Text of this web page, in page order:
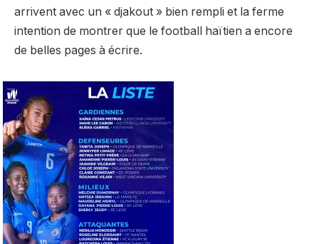
arrivent avec un « djakout » bien rempli et la ferme
intention de montrer que le football haïtien a encore
de belles pages à écrire.